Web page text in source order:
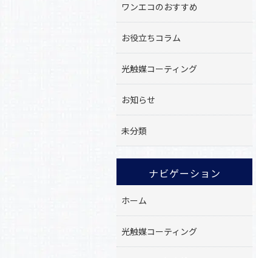
ワンエコのおすすめ
お役立ちコラム
光触媒コーティング
お知らせ
未分類
ナビゲーション
ホーム
光触媒コーティング